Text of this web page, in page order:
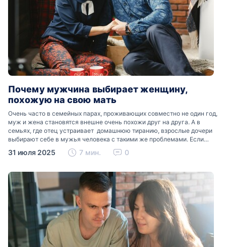
Почему мужчина выбирает женщину,
похожую на свою мать
Очень часто в семейных парах, проживающих совместно не один год,
муж и жена становятся внешне очень похожи друг на друга. А в
семьях, где отец устраивает домашнюю тиранию, взрослые дочери
выбирают себе в мужья человека с такими же проблемами. Если
31 июля 2025 7 мин. 0